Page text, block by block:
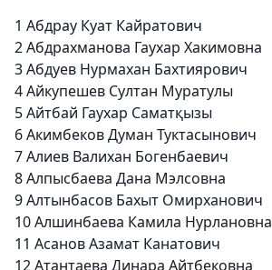
1 Абдрау Куат Кайратович
2Абдрахманова Гаухар Хакимовна
3Абдуев Нурмахан Бахтиярович
4Айкупешев Султан Муратулы
5Айтбай Гаухар Саматқызы
6Акимбеков Думан Туктасынович
7Алиев Валихан Богенбаевич
8Алпысбаева Дана Мэлсовна
9Алтынбасов Бахыт Омирханович
10Алшинбаева Камила Нурлановна
11 Асанов Азамат Канатович
12Атантаева Динара Айтбековна